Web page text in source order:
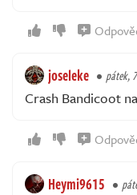
joseleke pátek,
Crash Bandicoot
Heymi9615